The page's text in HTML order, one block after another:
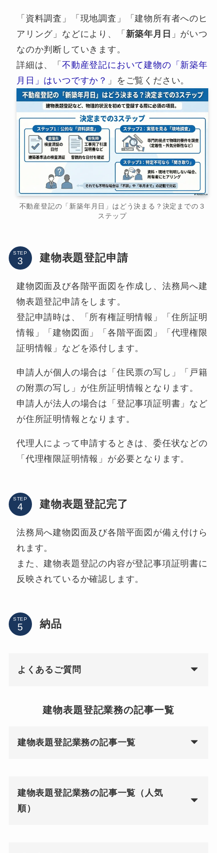
「資料調査」「現地調査」「建物所有者へのヒ
アリング」などにより、「 新築年月日 」がいつ
なのか判断していきます。
詳細は、「 不動産登記において建物の「新築年
月日」はいつですか？ 」をご覧ください。
不動産登記の「新築年月日」はどう決まる？決定までの３
ステップ
STEP 建物表題登記申請
建物図面及び各階平面図を作成し、法務局へ建
物表題登記申請をします。
登記申請時は、「所有権証明情報」「住所証明
情報」「建物図面」「各階平面図」「代理権限
証明情報」などを添付します。
申請人が個人の場合は「住民票の写し」「戸籍
の附票の写し」が住所証明情報となります。
申請人が法人の場合は「登記事項証明書」など
が住所証明情報となります。
代理人によって申請するときは、委任状などの
「代理権限証明情報」が必要となります。
STEP 建物表題登記完了
法務局へ建物図面及び各階平面図が備え付けら
れます。
また、建物表題登記の内容が登記事項証明書に
反映されているか確認します。
STEP 納品
よくあるご質問
建物表題登記業務の記事一覧
建物表題登記業務の記事一覧
建物表題登記業務の記事一覧（人気
順）